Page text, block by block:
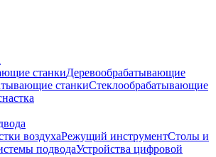
станкиДеревообрабатывающие
станкиСтеклообрабатывающие
воздухаРежущий инструментСтолы и
подводаУстройства цифровой